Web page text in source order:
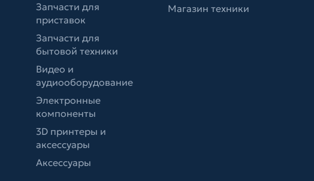
Запчасти для
приставок
Запчасти для
бытовой техники
Видео и
аудиооборудование
Электронные
компоненты
3D принтеры и
аксессуары
Аксессуары
Магазин техники